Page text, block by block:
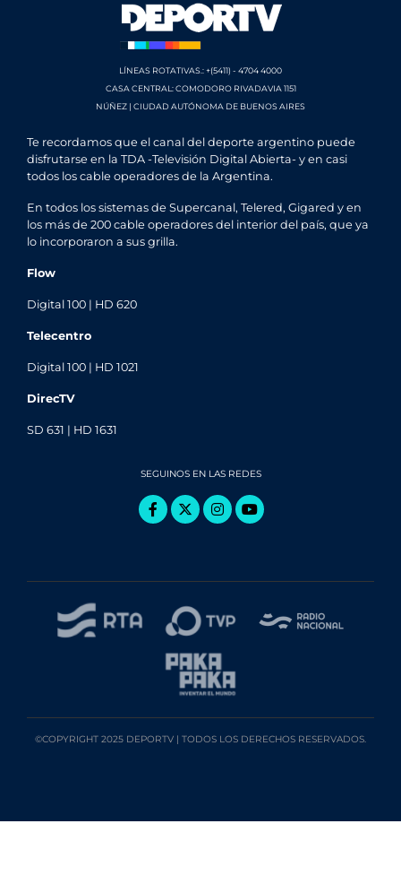
LÍNEAS ROTATIVAS.: +(5411) - 4704 4000
CASA CENTRAL: COMODORO RIVADAVIA 1151
NÚÑEZ | CIUDAD AUTÓNOMA DE BUENOS AIRES
Te recordamos que el canal del deporte argentino puede
disfrutarse en la TDA -Televisión Digital Abierta- y en casi
todos los cable operadores de la Argentina.
En todos los sistemas de Supercanal, Telered, Gigared y en
los más de 200 cable operadores del interior del país, que ya
lo incorporaron a sus grilla.
Flow
Digital 100 | HD 620
Telecentro
Digital 100 | HD 1021
DirecTV
SD 631 | HD 1631
SEGUINOS EN LAS REDES
©COPYRIGHT 2025 DEPORTV | TODOS LOS DERECHOS RESERVADOS.